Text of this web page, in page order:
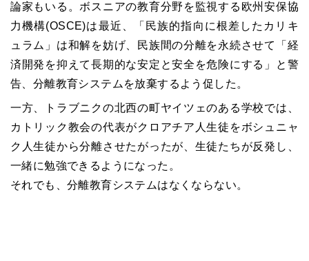
論家もいる。ボスニアの教育分野を監視する欧州安保協
力機構(OSCE)は最近、「民族的指向に根差したカリキ
ュラム」は和解を妨げ、民族間の分離を永続させて「経
済開発を抑えて長期的な安定と安全を危険にする」と警
告、分離教育システムを放棄するよう促した。
一方、トラブニクの北西の町ヤイツェのある学校では、
カトリック教会の代表がクロアチア人生徒をボシュニャ
ク人生徒から分離させたがったが、生徒たちが反発し、
一緒に勉強できるようになった。
それでも、分離教育システムはなくならない。